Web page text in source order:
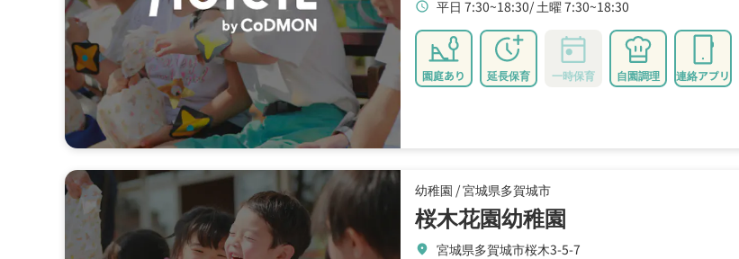
schedule 平日 7:30~18:30 土曜 7:30~18:30
園庭あり 延長保育 一時保育 自園調理 連絡アプリ
幼稚園 /宮城県多賀城市
桜木花園幼稚園
location_on 宮城県多賀城市桜木3-5-7